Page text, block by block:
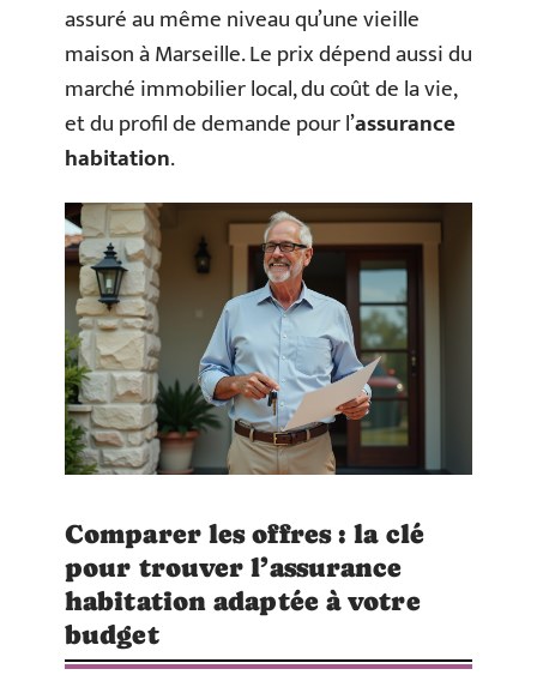
assuré au même niveau qu’une vieille
maison à Marseille. Le prix dépend aussi du
marché immobilier local, du coût de la vie,
et du profil de demande pour l’assurance
habitation.
Comparer les offres : la clé
pour trouver l’assurance
habitation adaptée à votre
budget